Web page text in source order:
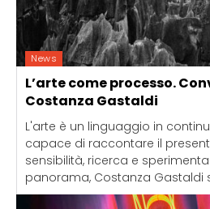
News
L’arte come processo.
Costanza Gastaldi
L'arte è un linguaggio in
capace di raccontare il
sensibilità, ricerca e
panorama, Costanza Gastaldi